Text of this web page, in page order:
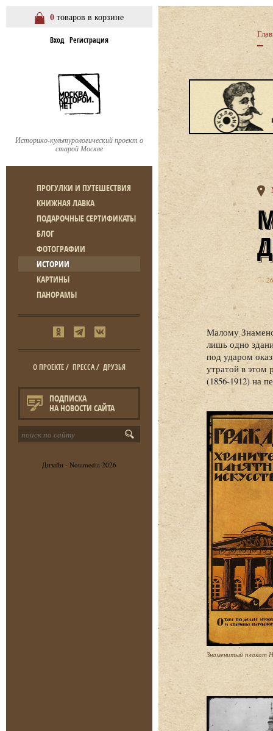
0 товаров в корзине
Вход Регистрация
Историко-культурологический проект о
старой Москве
ПРОГУЛКИ И ПУТЕШЕСТВИЯ
КНИЖНАЯ ЛАВКА
ПОДАРОЧНЫЕ СЕРТИФИКАТЫ
БЛОГ
ФОТОГРАФИИ
ИСТОРИИ
КАРТИНЫ
ПАНОРАМЫ
О ПРОЕКТЕ/ ПРЕССА/ ДРУЗЬЯ
ПОДПИСКА
НА НОВОСТИ САЙТА
Дизайн - Notamedia 2026
МАЛЫЙ
Малому
лишь одно
под ударом
утратой в этом
(1856-1912) на
Знаменитый плакат